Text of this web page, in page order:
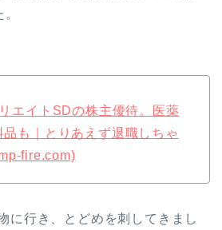
エイトSDの株主優待。医薬
も｜とりあえず退職しちゃ
fire.com)
に行き、とどめを刺してきまし